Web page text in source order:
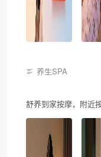
养生SPA
舒养到家按摩，附近